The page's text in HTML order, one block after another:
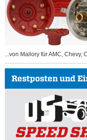
...von Mallory für AMC, Chevy,
Restposten und